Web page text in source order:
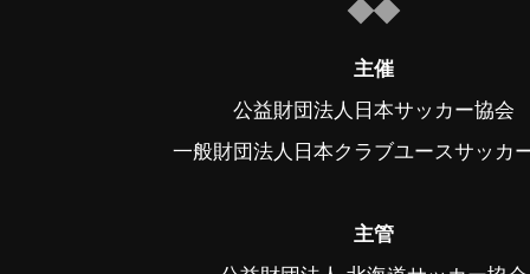
主催
公益財団法人日本サッカー協会
一般財団法人日本クラブユースサッカ
主管